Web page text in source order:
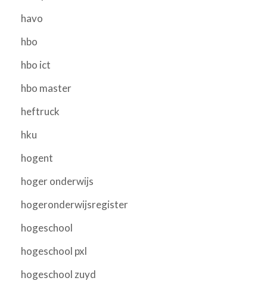
havo
hbo
hbo ict
hbo master
heftruck
hku
hogent
hoger onderwijs
hogeronderwijsregister
hogeschool
hogeschool pxl
hogeschool zuyd